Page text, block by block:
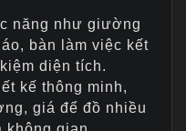
năng như giường
bàn làm việc kết
diện tích.
kế thông minh,
giá để đồ nhiều